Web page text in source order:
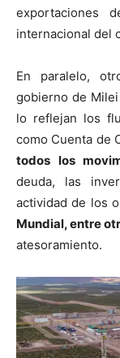
exportaciones
internacional del
En paralelo,
gobierno de
lo reflejan los
como Cuenta de
todos los
deuda, las
actividad de los
Mundial, entre
atesoramiento.